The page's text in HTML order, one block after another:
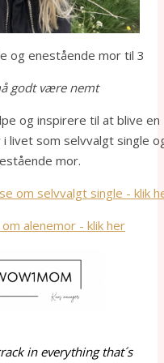
og enestående mor til 3
godt være nemt
og inspirere til at blive en
i livet som selvvalgt single
mor.
om selvvalgt single - klik
alenemor - klik her
in everything that´s